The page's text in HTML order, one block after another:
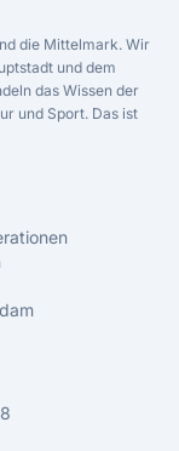
die Mittelmark. Wir
und dem
das Wissen der
und Sport. Das ist